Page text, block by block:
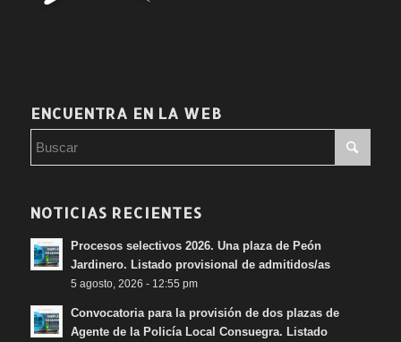
ENCUENTRA EN LA WEB
NOTICIAS RECIENTES
Procesos selectivos 2026. Una plaza de Peón
Jardinero. Listado provisional de admitidos/as
5 agosto, 2026 - 12:55 pm
Convocatoria para la provisión de dos plazas de
Agente de la Policía Local Consuegra. Listado